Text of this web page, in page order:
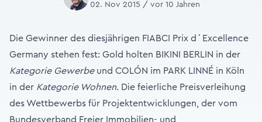
02. Nov 2015 / vor 10 Jahren
Die Gewinner des diesjährigen FIABCI Prix d´Excellence
Germany stehen fest: Gold holten BIKINI BERLIN in der
Kategorie Gewerbeund COLÓN im PARK LINNÉ in Köln
in der Kategorie Wohnen. Die feierliche Preisverleihung
des Wettbewerbs für Projektentwicklungen, der vom
Bundesverband Freier Immobilien- und